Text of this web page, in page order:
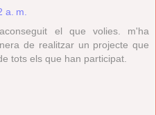
a. m.
el que volies. m'ha
de realitzar un projecte que
tots els que han participat.